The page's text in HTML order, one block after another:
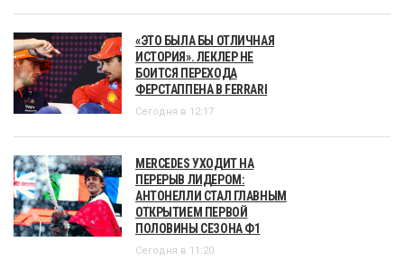
«ЭТО БЫЛА БЫ ОТЛИЧНАЯ
ИСТОРИЯ». ЛЕКЛЕР НЕ
БОИТСЯ ПЕРЕХОДА
ФЕРСТАППЕНА В FERRARI
Сегодня в 12:17
MERCEDES УХОДИТ НА
ПЕРЕРЫВ ЛИДЕРОМ:
АНТОНЕЛЛИ СТАЛ ГЛАВНЫМ
ОТКРЫТИЕМ ПЕРВОЙ
ПОЛОВИНЫ СЕЗОНА Ф1
Сегодня в 11:20